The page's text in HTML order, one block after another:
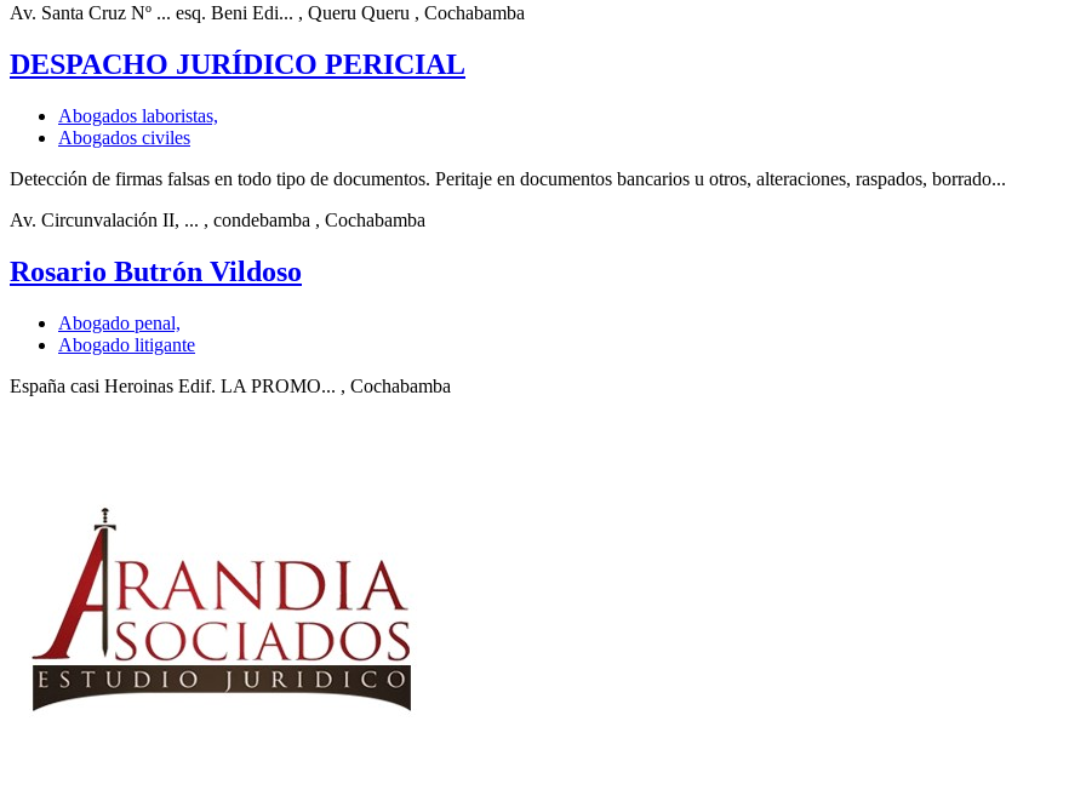
Av. Santa Cruz Nº ... esq. Beni Edi... , Queru Queru , Cochabamba
DESPACHO JURÍDICO PERICIAL
Abogados laboristas,
Abogados civiles
Detección de firmas falsas en todo tipo de documentos. Peritaje en documentos bancarios u otros, alteraciones, raspados, borrado...
Av. Circunvalación II, ... , condebamba , Cochabamba
Rosario Butrón Vildoso
Abogado penal,
Abogado litigante
España casi Heroinas Edif. LA PROMO... , Cochabamba